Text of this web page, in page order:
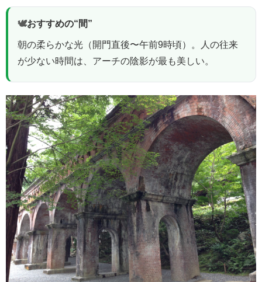
🕊おすすめの“間”
朝の柔らかな光（開門直後〜午前9時頃）。人の往来
が少ない時間は、アーチの陰影が最も美しい。